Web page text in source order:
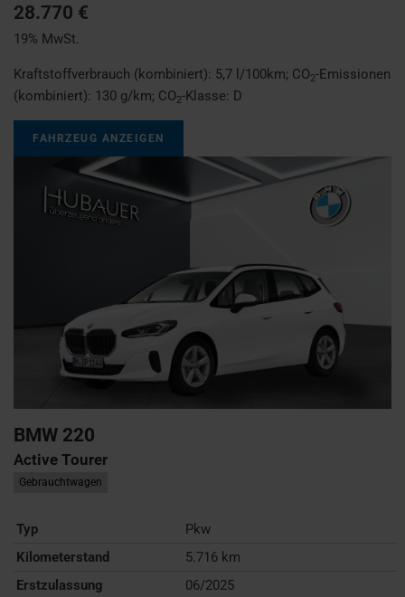
28.770 €
19% MwSt.
Kraftstoffverbrauch (kombiniert): 5,7 l/100km; CO2-Emissionen
(kombiniert): 130 g/km; CO2-Klasse: D
FAHRZEUG ANZEIGEN
BMW 220
Active Tourer
Gebrauchtwagen
Typ
Pkw
Kilometerstand
5.716 km
Erstzulassung
06/2025